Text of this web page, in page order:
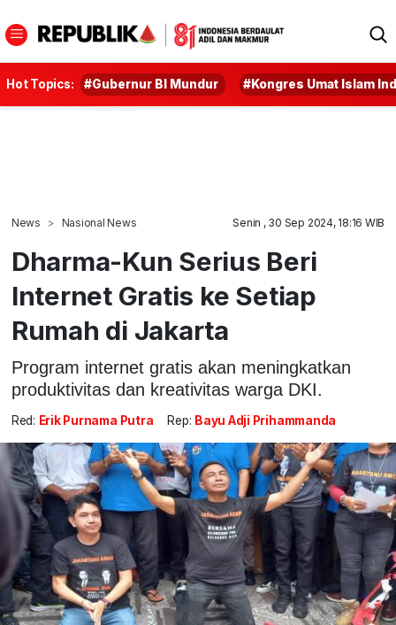
Hot Topics: #Gubernur BI Mundur #Kongres Umat Islam
News Nasional News Senin , 30 Sep 2024, 18:16 WIB
Dharma-Kun Serius Beri
Internet Gratis ke Setiap
Rumah di Jakarta
Program internet gratis akan meningkatkan
produktivitas dan kreativitas warga DKI.
Red: Erik Purnama Putra Rep: Bayu Adji Prihammanda